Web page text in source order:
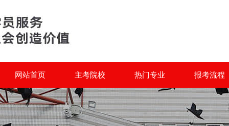
网站首页 主考院校 热门专业 报考流程